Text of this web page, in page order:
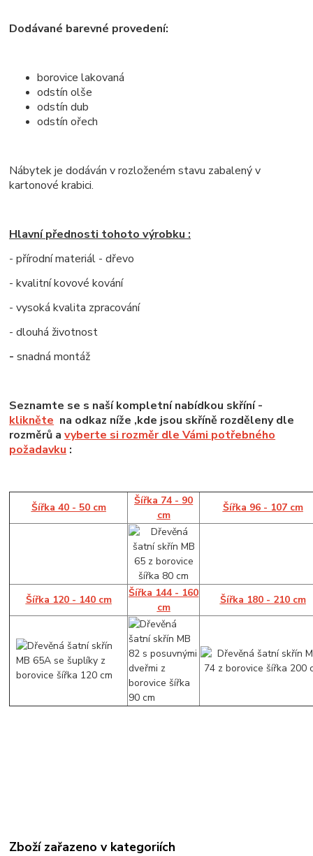
Dodávané barevné provedení:
borovice lakovaná
odstín olše
odstín dub
odstín ořech
Nábytek je dodáván v rozloženém stavu zabalený v
kartonové krabici.
Hlavní přednosti tohoto výrobku :
- přírodní materiál - dřevo
- kvalitní kovové kování
- vysoká kvalita zpracování
- dlouhá životnost
-snadná montáž
Seznamte se s naší kompletní nabídkou skříní -
klikněte na odkaz níže ,kde jsou skříně rozděleny dle
rozměrů avyberte si rozměr dle Vámi potřebného
požadavku :
Šířka 40 - 50 cm
Šířka 74 - 90
cm
Šířka 96 - 107 cm
Šířka 120 - 140 cm
Šířka 144 - 160
cm
Šířka 180 - 210 cm
Zboží zařazeno v kategoriích